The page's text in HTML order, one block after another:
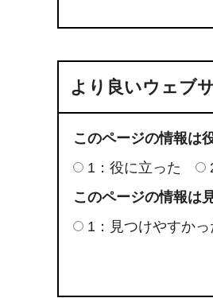
より良いウェブ
このページの情報は
1：役に立った
このページの情報は
1：見つけやすかっ